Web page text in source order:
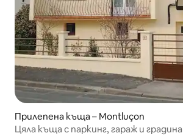
Прилепена къща – Montluçon
Цяла къща с паркинг, гараж и градина